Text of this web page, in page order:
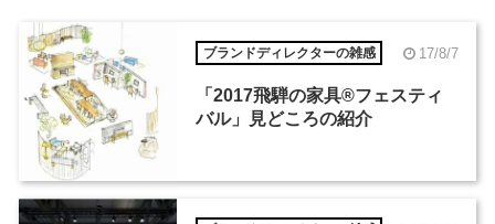
ブランドディレクターの雑感 17/8/7
「2017飛騨の家具®︎フェスティ
バル」見どころの紹介